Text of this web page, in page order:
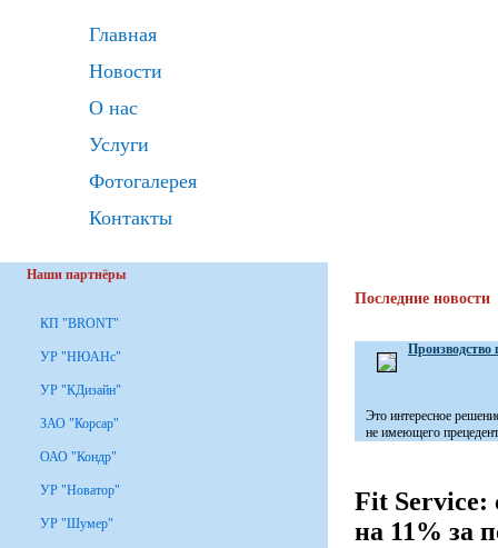
Главная
Новости
О нас
Услуги
Фотогалерея
Контакты
Наши партнёры
КП "BRONT"
УР "НЮАНс"
УР "КДизайн"
ЗАО "Корсар"
ОАО "Кондр"
УР "Новатор"
УР "Шумер"
Последние новости
Производство
Это интересное
не имеющего
Fit Service:
на 11% за